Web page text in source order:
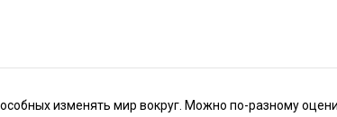
изменять мир вокруг. Можно по-разному